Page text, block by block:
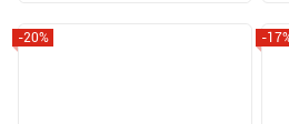
-20% -